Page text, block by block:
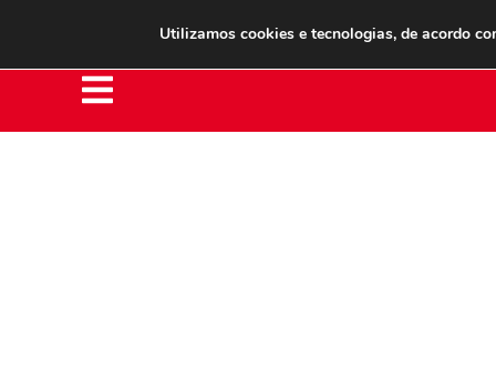
Clube do Assinante Área do Assinante
Utilizamos cookies e tecnologias, de acordo